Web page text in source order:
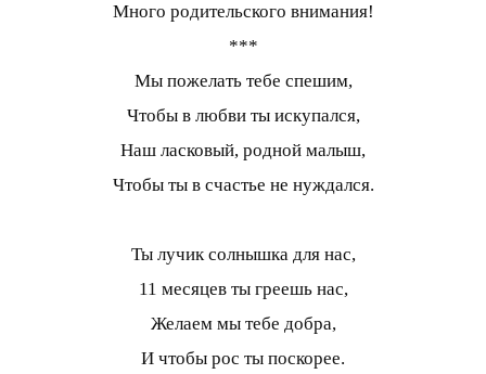
Много родительского внимания!
***
Мы пожелать тебе спешим,
Чтобы в любви ты искупался,
Наш ласковый, родной малыш,
Чтобы ты в счастье не нуждался.
Ты лучик солнышка для нас,
11 месяцев ты греешь нас,
Желаем мы тебе добра,
И чтобы рос ты поскорее.